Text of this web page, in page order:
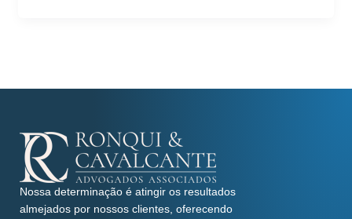
Nossa determinação é atingir os resultados
almejados por nossos clientes, oferecendo